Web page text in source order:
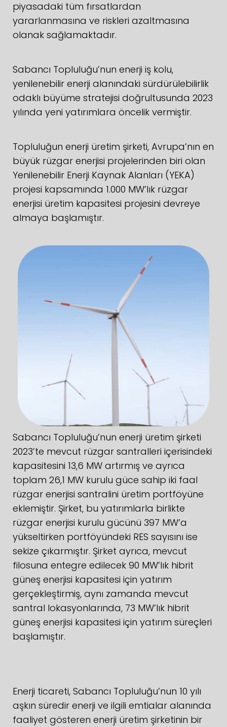
piyasadaki tüm fırsatlardan
yararlanmasına ve riskleri azaltmasına
olanak sağlamaktadır.
Sabancı Topluluğu’nun enerji iş kolu,
yenilenebilir enerji alanındaki sürdürülebilirlik
odaklı büyüme stratejisi doğrultusunda 2023
yılında yeni yatırımlara öncelik vermiştir.
Topluluğun enerji üretim şirketi, Avrupa’nın en
büyük rüzgar enerjisi projelerinden biri olan
Yenilenebilir Enerji Kaynak Alanları (YEKA)
projesi kapsamında 1.000 MW’lık rüzgar
enerjisi üretim kapasitesi projesini devreye
almaya başlamıştır.
Sabancı Topluluğu’nun enerji üretim şirketi
2023’te mevcut rüzgar santralleri içerisindeki
kapasitesini 13,6 MW artırmış ve ayrıca
toplam 26,1 MW kurulu güce sahip iki faal
rüzgar enerjisi santralini üretim portföyüne
eklemiştir. Şirket, bu yatırımlarla birlikte
rüzgar enerjisi kurulu gücünü 397 MW’a
yükseltirken portföyündeki RES sayısını ise
sekize çıkarmıştır. Şirket ayrıca, mevcut
filosuna entegre edilecek 90 MW’lık hibrit
güneş enerjisi kapasitesi için yatırım
gerçekleştirmiş, aynı zamanda mevcut
santral lokasyonlarında, 73 MW’lık hibrit
güneş enerjisi kapasitesi için yatırım süreçleri
başlamıştır.
Enerji ticareti, Sabancı Topluluğu’nun 10 yılı
aşkın süredir enerji ve ilgili emtialar alanında
faaliyet gösteren enerji üretim şirketinin bir